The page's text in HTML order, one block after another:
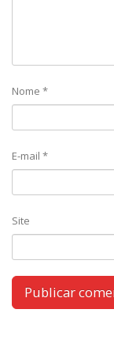
Nome *
E-mail *
Site